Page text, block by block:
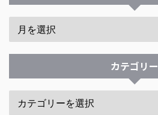
カテゴリー